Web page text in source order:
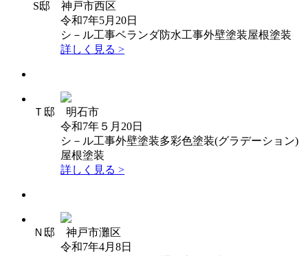
S邸 神戸市西区
令和7年5月20日
シ－ル工事ベランダ防水工事外壁塗装屋根塗装
詳しく見る >
Ｔ邸 明石市
令和7年５月20日
シ－ル工事外壁塗装多彩色塗装(グラデーション)
屋根塗装
詳しく見る >
Ｎ邸 神戸市灘区
令和7年4月8日